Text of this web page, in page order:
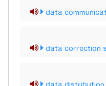
data
data correction